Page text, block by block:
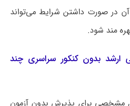
۱۴۰۰ بعد از آن در صورت داشتن شرایط می‌تواند
مند شود.
ارشد بدون کنکور سراسری چند
مشخصی برای پذیرش بدون آزمون